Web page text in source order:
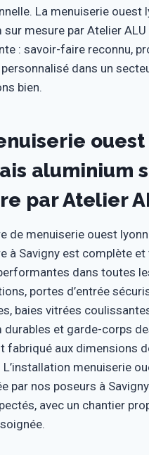
La menuiserie ouest
sur mesure par Atelier
: savoir-faire reconnu,
dans un
bien.
ouest
aluminium
par Atelier
de menuiserie ouest
à Savigny est complète et
dans toutes
portes d’entrée
baies vitrées
durables et garde-corps
fabriqué aux dimensions
menuiserie
par nos poseurs à
avec un chantier